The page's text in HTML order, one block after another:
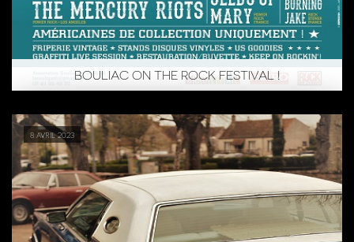
BOULIAC ON THE ROCK FESTIVAL !
8 avril 2023